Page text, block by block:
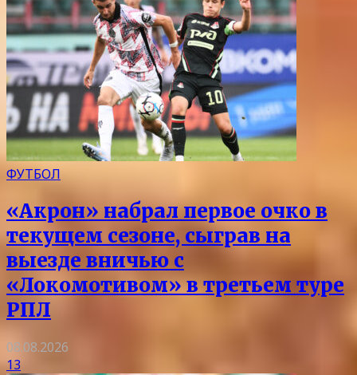
ФУТБОЛ
«Акрон» набрал первое очко в
текущем сезоне, сыграв на
выезде вничью с
«Локомотивом» в третьем туре
РПЛ
08.08.2026
13